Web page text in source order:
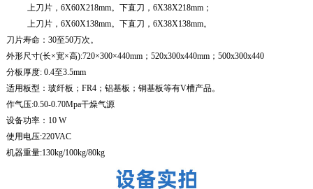
上刀片，6X60X218mm。下直刀，6X38X218mm；
上刀片，6X60X138mm。下直刀，6X38X138mm。
刀片寿命：30至50万次。
外形尺寸(长×宽×高):720×300×440mm；520x300x440mm；500x300x440
分板厚度: 0.4至3.5mm
适用板型：玻纤板；FR4；铝基板；铜基板等有V槽产品。
作气压:0.50-0.70Mpa干燥气源
设备功率：10 W
使用电压:220VAC
机器重量:130kg/100kg/80kg